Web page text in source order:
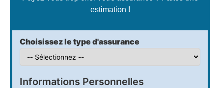
estimation !
Choisissez le type d'assurance
Informations Personnelles